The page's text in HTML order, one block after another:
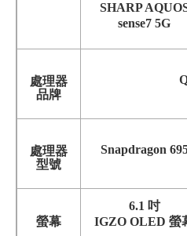
SHARP
sense7 5G
處理器
品牌
處理器
型號
Snapdragon
螢幕
6.1 吋
IGZO OLED 螢